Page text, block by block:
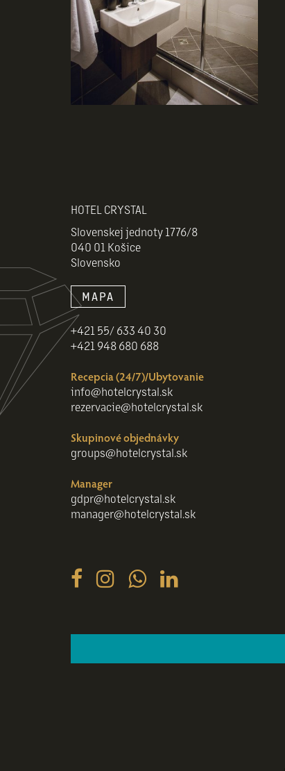
HOTEL CRYSTAL
Slovenskej jednoty 1776/8
040 01 Košice
Slovensko
MAPA
+421 55/ 633 40 30
+421 948 680 688
Recepcia (24/7)/Ubytovanie
info@hotelcrystal.sk
rezervacie@hotelcrystal.sk
Skupinové objednávky
groups@hotelcrystal.sk
Manager
gdpr@hotelcrystal.sk
manager@hotelcrystal.sk